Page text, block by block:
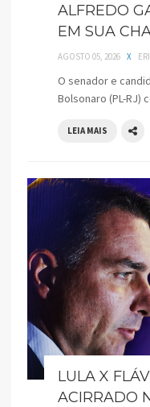
ALFREDO
EM SUA
AGOSTO 05, 2026 X
O senador e
Bolsonaro (PL-RJ)
LEIA MAIS
LULA X
ACIRRADO